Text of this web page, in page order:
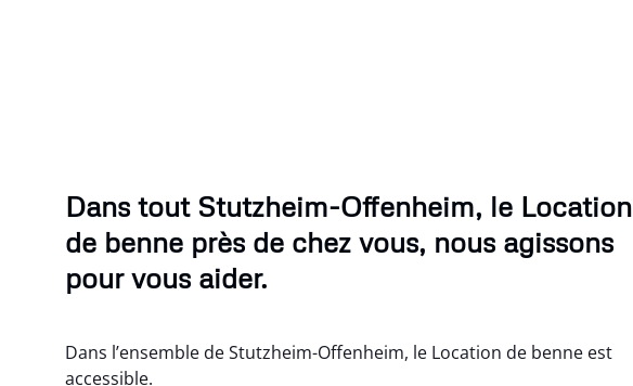
Dans tout Stutzheim-Offenheim, le Location
de benne près de chez vous, nous agissons
pour vous aider.
Dans l’ensemble de Stutzheim-Offenheim, le Location de benne est
accessible.